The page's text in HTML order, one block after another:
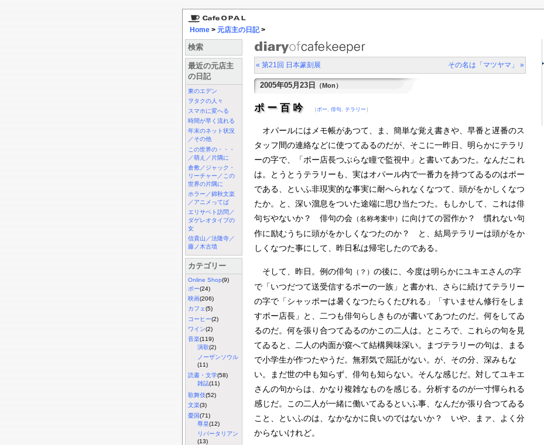
Home > 元店主の日記>
検索
最近の元店主
の日記
東のエデン
ヲタクの人々
スマホに変へる
時間が早く流れる
年末のネット状況
／その他
この世界の・・・
／萌え／片隅に
倉敷／ジャック・
リーチャー／この
世界の片隅に
ホラー／錦秋文楽
／アニメってば
エリサベト訪問／
ダゲレオタイプの
女
信貴山／法隆寺／
藤ノ木古墳
カテゴリー
Online Shop(9)
ポー(24)
映画(206)
カフェ(5)
コーヒー(2)
ワイン(2)
音楽(119)
演歌(2)
ノーザンソウル
(11)
読書・文学(58)
雑誌(11)
歌舞伎(52)
文楽(3)
憂国(71)
尊皇(12)
リバータリアン
(13)
« 第21回 日本篆刻展 その名は「マツヤマ」 »
2005年05月23日 （Mon）
ポー百吟 ［ ポー, 俳句 , テラリー］
オパールにはメモ帳があつて、ま、簡単な覚え書きや、早番と遅番のス
タッフ間の連絡などに使つてゐるのだが、そこに一昨日、明らかにテラリ
ーの字で、「ポー店長つぶらな瞳で監視中」と書いてあつた。なんだこれ
は。とうとうテラリーも、実はオパール内で一番力を持つてゐるのはポー
である、といふ非現実的な事実に耐へられなくなつて、頭がをかしくなつ
たか。と、深い溜息をついた途端に思ひ当たつた。もしかして、これは俳
句ぢやないか？ 俳句の会 （名称考案中） に向けての習作か？ 慣れない句
作に励むうちに頭がをかしくなつたのか？ と、結局テラリーは頭がをか
しくなつた事にして、昨日私は帰宅したのである。
そして、昨日。例の俳句 （？） の後に、今度は明らかにユキエさんの字
で「いつだつて送受信するポーの一族」と書かれ、さらに続けてテラリー
の字で「シャッポーは暑くなつたらくたびれる」「すいません修行をしま
すポー店長」と、二つも俳句らしきものが書いてあつたのだ。何をしてゐ
るのだ。何を張り合つてゐるのかこの二人は。ところで、これらの句を見
てゐると、二人の内面が窺へて結構興味深い。まづテラリーの句は、まる
で小学生が作つたやうだ。無邪気で屈託がない。が、その分、深みもな
い。まだ世の中も知らず、俳句も知らない。そんな感じだ。対してユキエ
さんの句からは、かなり複雑なものを感じる。分析するのが一寸憚られる
感じだ。この二人が一緒に働いてゐるといふ事、なんだか張り合つてゐる
こと、といふのは、なかなかに良いのではないか？ いや、まァ、よく分
からないけれど。